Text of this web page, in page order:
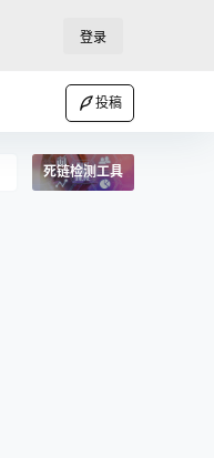
登录
投稿
死链检测工具